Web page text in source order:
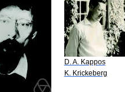
D. A. Kappos
K. Krickeberg